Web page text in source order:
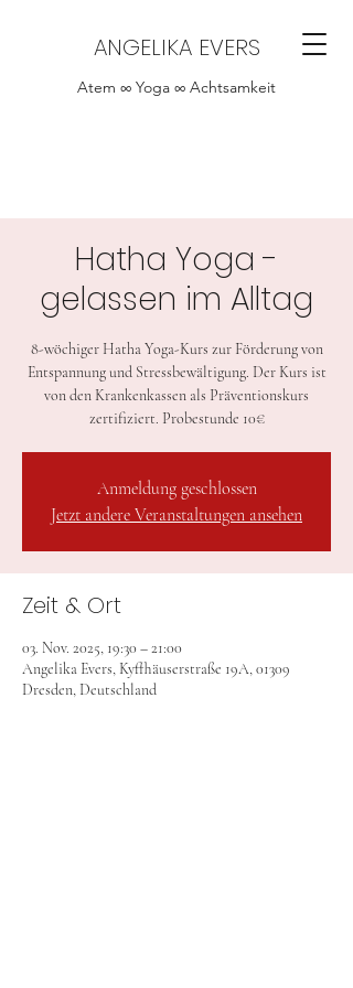
ANGELIKA EVERS
Atem ∞ Yoga ∞ Achtsamkeit
Hatha Yoga -
gelassen im Alltag
8-wöchiger Hatha Yoga-Kurs zur Förderung von
Entspannung und Stressbewältigung. Der Kurs ist
von den Krankenkassen als Präventionskurs
zertifiziert. Probestunde 10€
Anmeldung geschlossen
Jetzt andere Veranstaltungen ansehen
Zeit & Ort
03. Nov. 2025, 19:30 – 21:00
Angelika Evers, Kyffhäuserstraße 19A, 01309
Dresden, Deutschland